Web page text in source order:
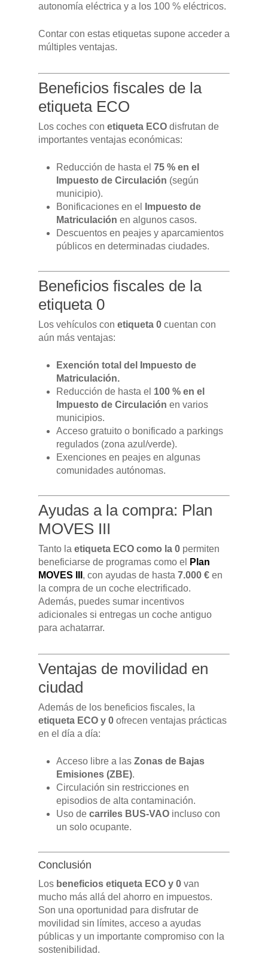
autonomía eléctrica y a los 100 % eléctricos.
Contar con estas etiquetas supone acceder a
múltiples ventajas.
Beneficios fiscales de la
etiqueta ECO
Los coches con etiqueta ECO disfrutan de
importantes ventajas económicas:
Reducción de hasta el 75 % en el
Impuesto de Circulación (según
municipio).
Bonificaciones en el
Impuesto de
Matriculación en algunos casos.
Descuentos en peajes y aparcamientos
públicos en determinadas ciudades.
Beneficios fiscales de la
etiqueta 0
Los vehículos con etiqueta 0 cuentan con
aún más ventajas:
Exención total del Impuesto de
Matriculación.
Reducción de hasta el 100 % en el
Impuesto de Circulación en varios
municipios.
Acceso gratuito o bonificado a parkings
regulados (zona azul/verde).
Exenciones en peajes en algunas
comunidades autónomas.
Ayudas a la compra: Plan
MOVES III
Tanto la etiqueta ECO como la 0 permiten
beneficiarse de programas como el
Plan
MOVES III , con ayudas de hasta 7.000 € en
la compra de un coche electrificado.
Además, puedes sumar incentivos
adicionales si entregas un coche antiguo
para achatarrar.
Ventajas de movilidad en
ciudad
Además de los beneficios fiscales, la
etiqueta ECO y 0 ofrecen ventajas prácticas
en el día a día:
Acceso libre a las Zonas de Bajas
Emisiones (ZBE).
Circulación sin restricciones en
episodios de alta contaminación.
Uso de carriles BUS-VAO incluso con
un solo ocupante.
Conclusión
Los beneficios etiqueta ECO y 0 van
mucho más allá del ahorro en impuestos.
Son una oportunidad para disfrutar de
movilidad sin límites, acceso a ayudas
públicas y un importante compromiso con la
sostenibilidad.
GAMA
DFSK 500
DFSK E5
DFSK 600
SOBRE DFSK
RENTING
POSTVENTA
Mantenimiento
Accesorios
CONTACTO